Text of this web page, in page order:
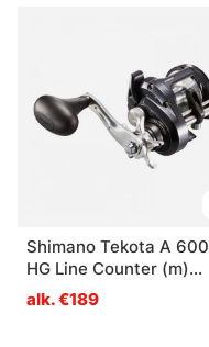
Shimano Tekota A 600
HG Line Counter (m)
Right
alk. €189